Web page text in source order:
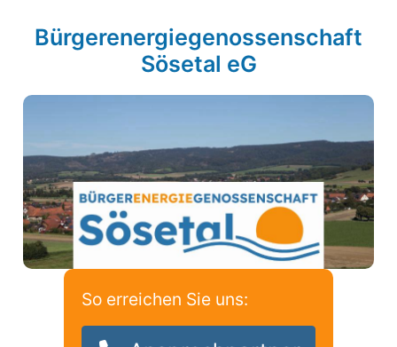
Bürgerenergiegenossenschaft
Sösetal eG
So erreichen Sie uns: